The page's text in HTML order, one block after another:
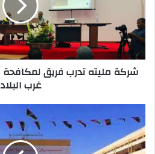
إ
ل
ك
ت
شركة مليته تدرب فريق
غرب البلاد